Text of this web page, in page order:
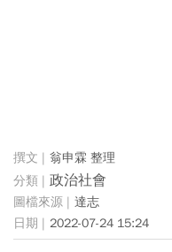
翁申霖 整理
政治社會
達志
2022-07-24 15:24